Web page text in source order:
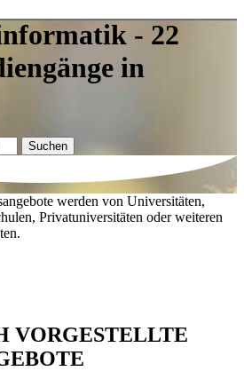
- 22
in
Suchen
werden von Universitäten,
Privatuniversitäten oder weiteren
VORGESTELLTE